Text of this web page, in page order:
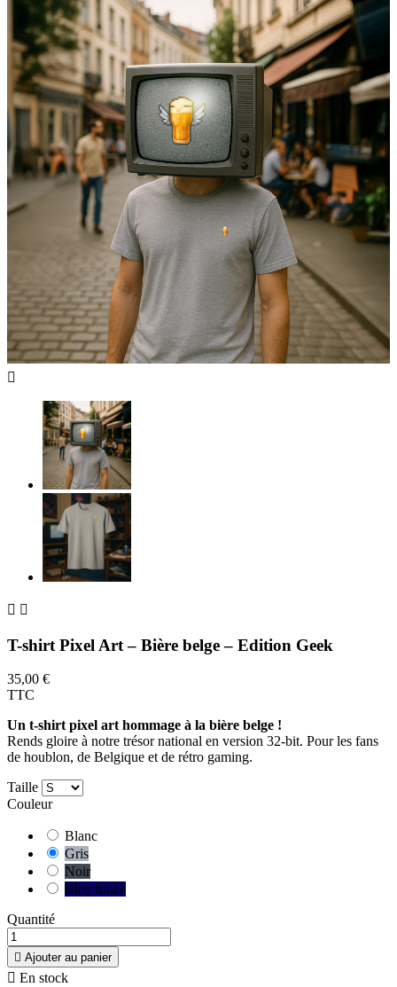

 
T-shirt Pixel Art – Bière belge – Edition Geek
35,00 €
TTC
Un t-shirt pixel art hommage à la bière belge !
Rends gloire à notre trésor national en version 32-bit. Pour les fans
de houblon, de Belgique et de rétro gaming.
Taille
Couleur
Blanc
Gris
Noir
Bleu foncé
Quantité
 Ajouter au panier
 En stock